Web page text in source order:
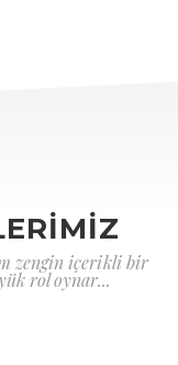
zengin içerikli bir
rol oynar...